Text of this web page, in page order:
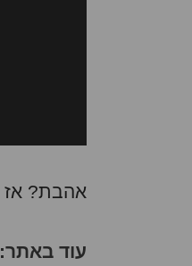
אהבת? אז
עוד באתר: